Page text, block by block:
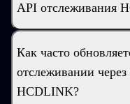
API отслеживания
Как часто
отслеживании
HCDLINK?